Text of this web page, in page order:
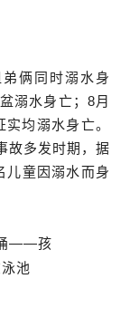
俩同时溺水身
溺水身亡；8月
均溺水身亡。
故多发时期，据
儿童因溺水而身